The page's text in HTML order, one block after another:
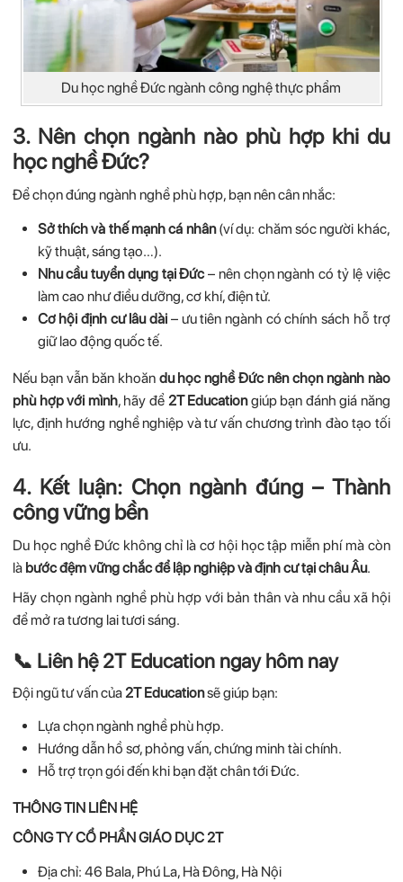
Du học nghề Đức ngành công nghệ thực phẩm
3. Nên chọn ngành nào phù hợp khi du
học nghề Đức?
Để chọn đúng ngành nghề phù hợp, bạn nên cân nhắc:
Sở thích và thế mạnh cá nhân(ví dụ: chăm sóc người khác,
kỹ thuật, sáng tạo…).
Nhu cầu tuyển dụng tại Đức– nên chọn ngành có tỷ lệ việc
làm cao như điều dưỡng, cơ khí, điện tử.
Cơ hội định cư lâu dài – ưu tiên ngành có chính sách hỗ trợ
giữ lao động quốc tế.
Nếu bạn vẫn băn khoăn du học nghề Đức nên chọn ngành nào
phù hợp với mình, hãy để 2T Educationgiúp bạn đánh giá năng
lực, định hướng nghề nghiệp và tư vấn chương trình đào tạo tối
ưu.
4. Kết luận: Chọn ngành đúng – Thành
công vững bền
Du học nghề Đức không chỉ là cơ hội học tập miễn phí mà còn
là bước đệm vững chắc để lập nghiệp và định cư tại châu Âu.
Hãy chọn ngành nghề phù hợp với bản thân và nhu cầu xã hội
để mở ra tương lai tươi sáng.
📞 Liên hệ 2T Education ngay hôm nay
Đội ngũ tư vấn của 2T Educationsẽ giúp bạn:
Lựa chọn ngành nghề phù hợp.
Hướng dẫn hồ sơ, phỏng vấn, chứng minh tài chính.
Hỗ trợ trọn gói đến khi bạn đặt chân tới Đức.
THÔNG TIN LIÊN HỆ
CÔNG TY CỔ PHẦN GIÁO DỤC 2T
Địa chỉ: 46 Bala, Phú La, Hà Đông, Hà Nội